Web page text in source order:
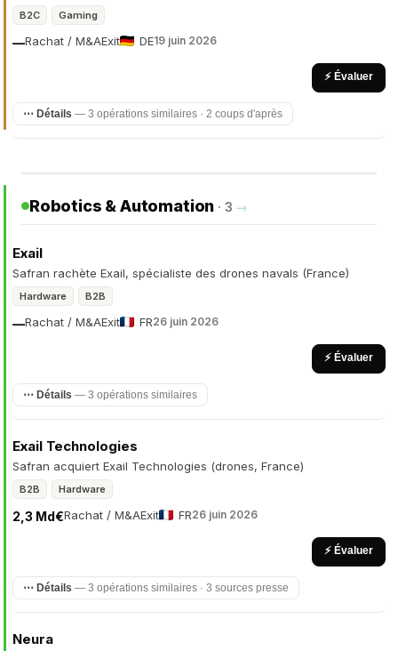
B2C Gaming
Rachat / M&A
— Exit DE19 juin 2026
⚡ Évaluer
⋯ Détails — 3 opérations similaires · 2 coups d'après
Robotics & Automation · 3 →
Exail
Safran rachète Exail, spécialiste des drones navals (France)
Hardware B2B
Rachat / M&A
— Exit FR26 juin 2026
⚡ Évaluer
⋯ Détails — 3 opérations similaires
Exail Technologies
Safran acquiert Exail Technologies (drones, France)
B2B Hardware
Rachat / M&A
2,3 Md€ Exit FR26 juin 2026
⚡ Évaluer
⋯ Détails — 3 opérations similaires · 3 sources presse
Neura